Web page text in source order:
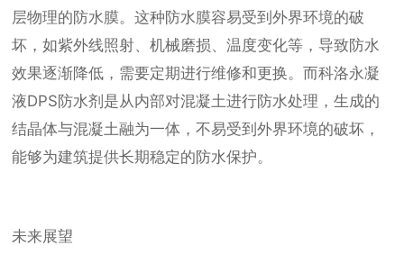
层物理的防水膜。这种防水膜容易受到外界环境的破
坏，如紫外线照射、机械磨损、温度变化等，导致防水
效果逐渐降低，需要定期进行维修和更换。而科洛永凝
液DPS防水剂是从内部对混凝土进行防水处理，生成的
结晶体与混凝土融为一体，不易受到外界环境的破坏，
能够为建筑提供长期稳定的防水保护。
未来展望